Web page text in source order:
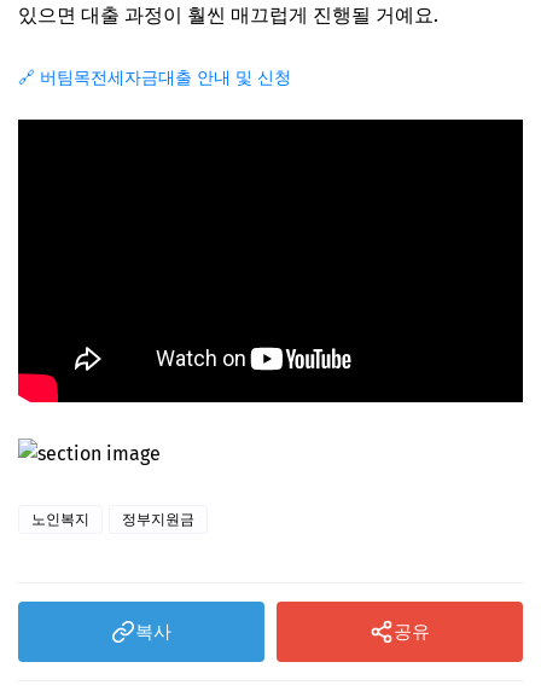
있으면 대출 과정이 훨씬 매끄럽게 진행될 거예요.
🔗 버팀목전세자금대출 안내 및 신청
노인복지 정부지원금
복사 공유